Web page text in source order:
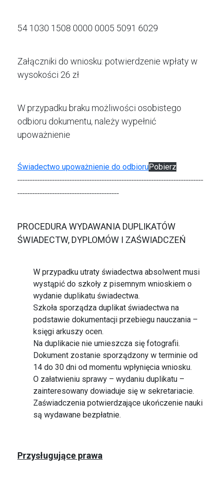
54 1030 1508 0000 0005 5091 6029
Załączniki do wniosku: potwierdzenie wpłaty w
wysokości 26 zł
W przypadku braku możliwości osobistego
odbioru dokumentu, należy wypełnić
upoważnienie
Świadectwo upoważnienie do odbioruPobierz
---------------------------------------------------------------------------
-----------------------------------------
PROCEDURA WYDAWANIA DUPLIKATÓW
ŚWIADECTW, DYPLOMÓW I ZAŚWIADCZEŃ
W przypadku utraty świadectwa absolwent musi
wystąpić do szkoły z pisemnym wnioskiem o
wydanie duplikatu świadectwa.
Szkoła sporządza duplikat świadectwa na
podstawie dokumentacji przebiegu nauczania –
księgi arkuszy ocen.
Na duplikacie nie umieszcza się fotografii.
Dokument zostanie sporządzony w terminie od
14 do 30 dni od momentu wpłynięcia wniosku.
O załatwieniu sprawy – wydaniu duplikatu –
zainteresowany dowiaduje się w sekretariacie.
Zaświadczenia potwierdzające ukończenie nauki
są wydawane bezpłatnie.
Przysługujące prawa